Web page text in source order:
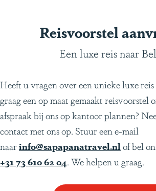
Reisvoorstel
Een luxe reis naar
Heeft u vragen over een unieke luxe
graag een op maat gemaakt reisvoorstel
afspraak bij ons op kantoor plannen?
contact met ons op. Stuur een e-mail
naarinfo@sapapanatravel.nlof bel
+31 73 610 62 04. We helpen u graag.